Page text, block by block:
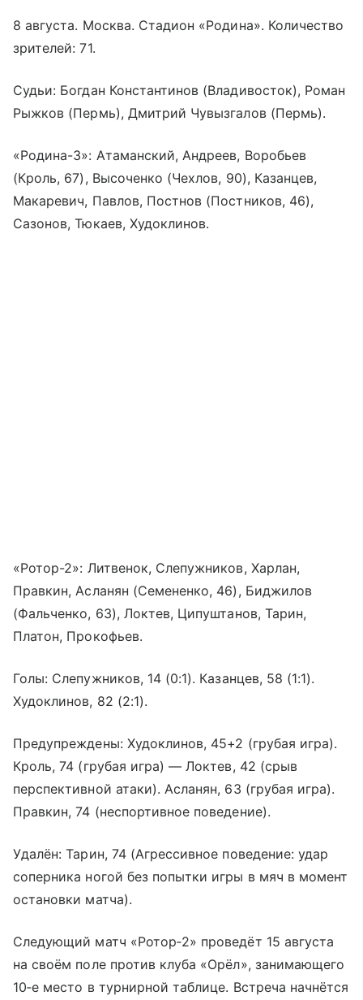
8 августа. Москва. Стадион «Родина». Количество
зрителей: 71.
Судьи: Богдан Константинов (Владивосток), Роман
Рыжков (Пермь), Дмитрий Чувызгалов (Пермь).
«Родина-3»: Атаманский, Андреев, Воробьев
(Кроль, 67), Высоченко (Чехлов, 90), Казанцев,
Макаревич, Павлов, Постнов (Постников, 46),
Сазонов, Тюкаев, Худоклинов.
«Ротор-2»: Литвенок, Слепужников, Харлан,
Правкин, Асланян (Семененко, 46), Биджилов
(Фальченко, 63), Локтев, Ципуштанов, Тарин,
Платон, Прокофьев.
Голы: Слепужников, 14 (0:1). Казанцев, 58 (1:1).
Худоклинов, 82 (2:1).
Предупреждены: Худоклинов, 45+2 (грубая игра).
Кроль, 74 (грубая игра) — Локтев, 42 (срыв
перспективной атаки). Асланян, 63 (грубая игра).
Правкин, 74 (неспортивное поведение).
Удалён: Тарин, 74 (Агрессивное поведение: удар
соперника ногой без попытки игры в мяч в момент
остановки матча).
Следующий матч «Ротор‑2» проведёт 15 августа
на своём поле против клуба «Орёл», занимающего
10‑е место в турнирной таблице. Встреча начнётся